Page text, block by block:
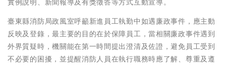
實例說明、新聞報導及有獎徵答等方式互動宣導。
臺東縣消防局政風室呼籲新進員工執勤中如遇廉政事件，應主動
反映及登錄，最主要的目的在於保障員工，當相關廉政事件遇到
外界質疑時，機關能在第一時間提出澄清及佐證，避免員工受到
不必要的困擾，並提醒消防人員在執行職務時應了解、尊重及遵